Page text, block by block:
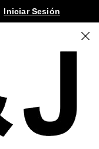
Iniciar Sesión